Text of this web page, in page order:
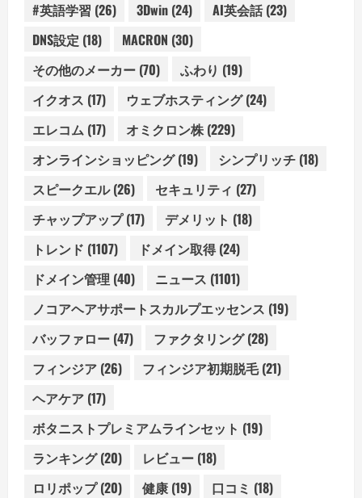
#英語学習 (26) 3Dwin (24) AI英会話(23)
DNS設定 (18) MACRON (30)
その他のメーカー (70) ふわり (19)
イクオス (17) ウェブホスティング(24)
エレコム (17) オミクロン株(229)
オンラインショッピング(19) シンプリッチ (18)
スピークエル(26) セキュリティ (27)
チャップアップ(17) デメリット (18)
トレンド (1107) ドメイン取得(24)
ドメイン管理 (40) ニュース (1101)
ノコアヘアサポートスカルプエッセンス (19)
バッファロー (47) ファクタリング(28)
フィンジア (26) フィンジア初期脱毛(21)
ヘアケア (17)
ボタニストプレミアムラインセット (19)
ランキング(20) レビュー (18)
ロリポップ(20) 健康 (19) 口コミ (18)